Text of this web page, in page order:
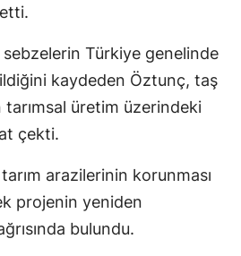
Türkiye genelinde
kaydeden Öztunç, taş
tarımsal üretim üzerindeki
çekti.
arazilerinin korunması
projenin yeniden
bulundu.